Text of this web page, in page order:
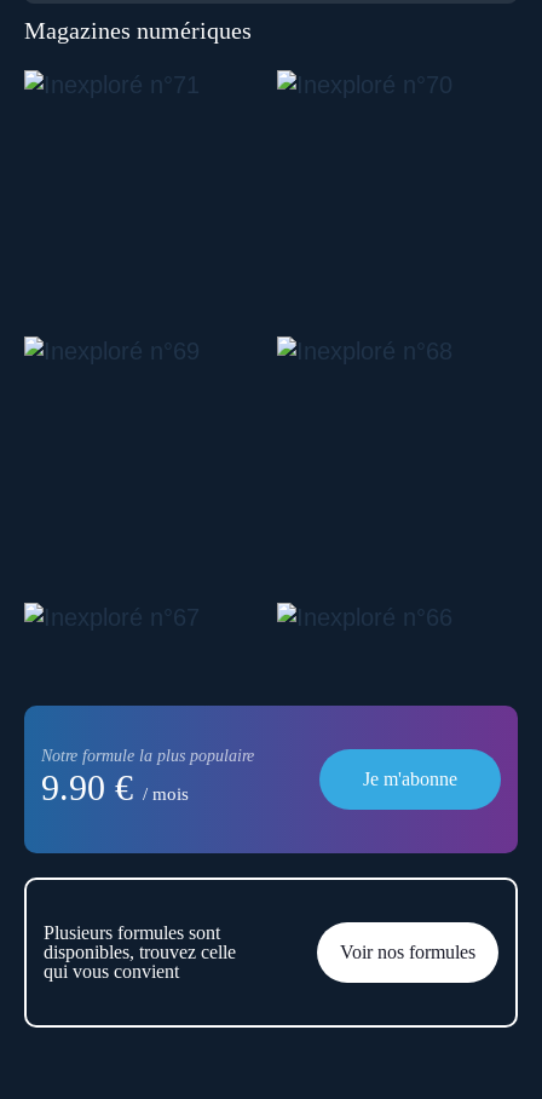
Magazines numériques
Notre formule la plus populaire
9.90 € / mois
Je m'abonne
Plusieurs formules sont
disponibles, trouvez celle
qui vous convient
Voir nos formules